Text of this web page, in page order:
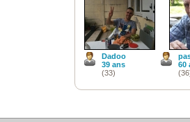
Dadoo
39 ans
(33)
60